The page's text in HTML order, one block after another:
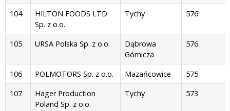
104
HILTON FOODS LTD
Sp. z o.o.
Tychy 576
105 URSA Polska Sp. z o.o.
Dąbrowa
Górnicza
576
106 POLMOTORS Sp. z o.o. Mazańcowice
575
107
Hager Production
Poland Sp. z o.o.
Tychy 573